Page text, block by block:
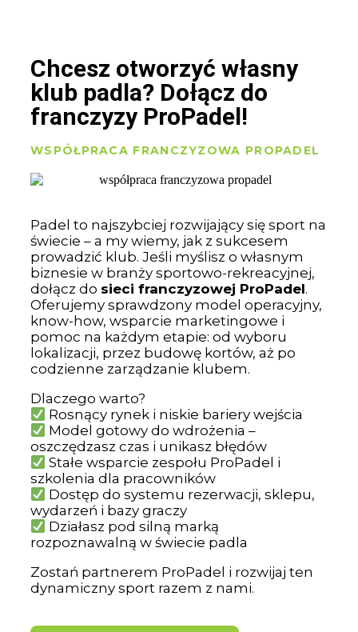
Chcesz otworzyć własny
klub padla? Dołącz do
franczyzy ProPadel!
WSPÓŁPRACA FRANCZYZOWA PROPADEL
Padel to najszybciej rozwijający się sport na
świecie – a my wiemy, jak z sukcesem
prowadzić klub. Jeśli myślisz o własnym
biznesie w branży sportowo-rekreacyjnej,
dołącz do sieci franczyzowej ProPadel.
Oferujemy sprawdzony model operacyjny,
know-how, wsparcie marketingowe i
pomoc na każdym etapie: od wyboru
lokalizacji, przez budowę kortów, aż po
codzienne zarządzanie klubem.
Dlaczego warto?
Rosnący rynek i niskie bariery wejścia
Model gotowy do wdrożenia –
oszczędzasz czas i unikasz błędów
Stałe wsparcie zespołu ProPadel i
szkolenia dla pracowników
Dostęp do systemu rezerwacji, sklepu,
wydarzeń i bazy graczy
Działasz pod silną marką
rozpoznawalną w świecie padla
Zostań partnerem ProPadel i rozwijaj ten
dynamiczny sport razem z nami.